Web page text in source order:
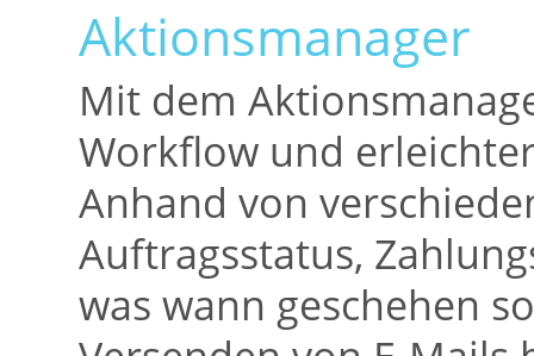
Aktionsmanager
Mit dem
Workflow und
Anhand von
Auftragsstatus,
was wann geschehen